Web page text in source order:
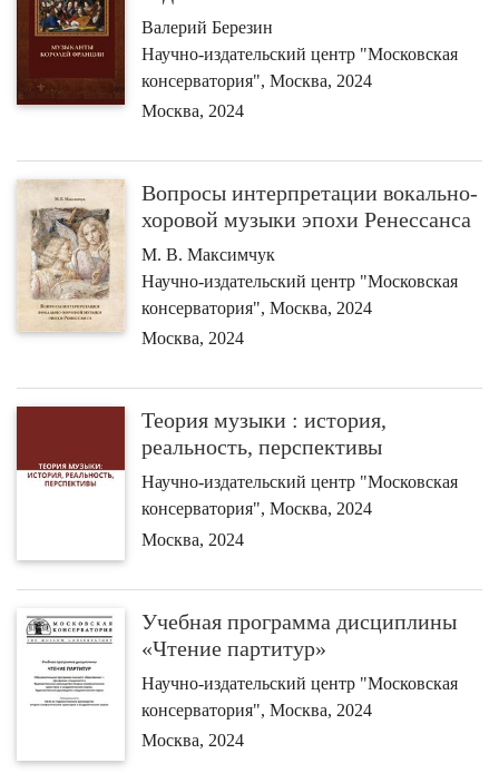
Валерий Березин
Научно-издательский центр "Московская
консерватория", Москва, 2024
Москва, 2024
Вопросы интерпретации вокально-
хоровой музыки эпохи Ренессанса
М. В. Максимчук
Научно-издательский центр "Московская
консерватория", Москва, 2024
Москва, 2024
Теория музыки : история,
реальность, перспективы
Научно-издательский центр "Московская
консерватория", Москва, 2024
Москва, 2024
Учебная программа дисциплины
«Чтение партитур»
Научно-издательский центр "Московская
консерватория", Москва, 2024
Москва, 2024